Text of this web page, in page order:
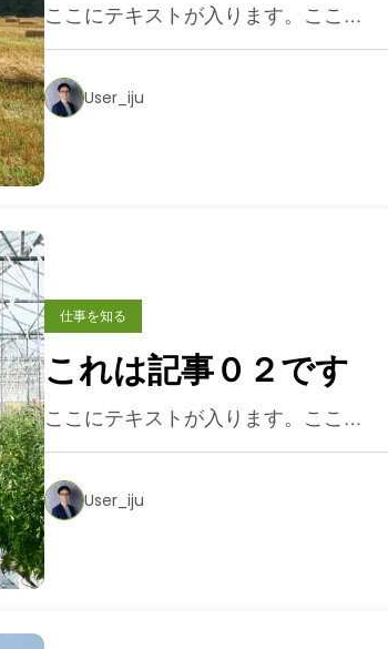
ここにテキストが入ります。ここ…
User_iju
仕事を知る
これは記事０２です
ここにテキストが入ります。ここ…
User_iju